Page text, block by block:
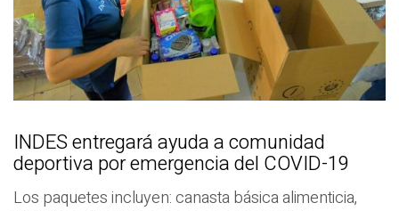
INDES entregará ayuda a comunidad
deportiva por emergencia del COVID-19
Los paquetes incluyen: canasta básica alimenticia,